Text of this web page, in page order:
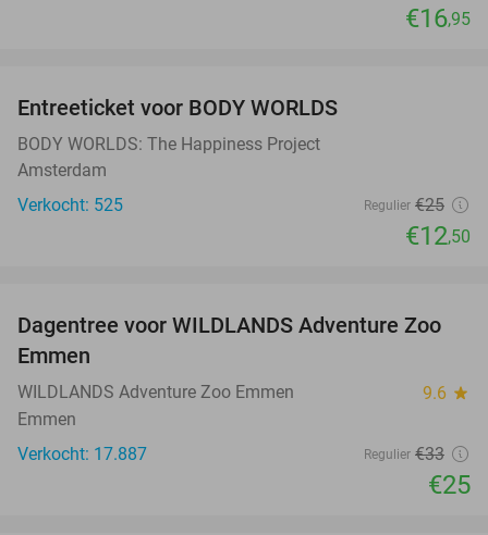
€16,95
Entreeticket voor BODY WORLDS
BODY WORLDS: The Happiness Project
Amsterdam
Verkocht: 525
Regulier €25
€12,50
24%
Dagentree voor WILDLANDS Adventure Zoo
Emmen
WILDLANDS Adventure Zoo Emmen 9.6 star
Emmen
Verkocht: 17.887
Regulier €33
€25